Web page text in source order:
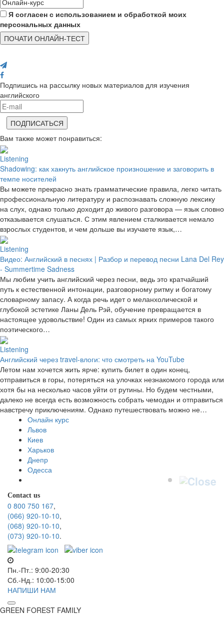
Я согласен с использованием и обработкой моих
персональных данных
ПОЧАТИ ОНЛАЙН-ТЕСТ
Подпишись на рассылку новых материалов для изучения
английского
Вам также может понравиться:
Listening
Shadowing: как хакнуть английское произношение и заговорить в
темпе носителей
Вы можете прекрасно знать грамматические правила, легко читать
профессиональную литературу и распознавать сложную лексику
на слух, однако только доходит до живого разговора — язык словно
отказывается слушаться. С этим явлением сталкивается немало
взрослых студентов, и чем дольше вы изучаете язык,…
Listening
Видео: Английский в песнях | Разбор и перевод песни Lana Del Rey
- Summertime Sadness
Мы любим учить английский через песни, ведь это кратчайший
путь к естественной интонации, разговорному ритму и богатому
словарному запасу. А когда речь идет о меланхолической и
глубокой эстетике Ланы Дель Рэй, обучение превращается в
настоящее удовольствие! Один из самых ярких примеров такого
поэтического…
Listening
Английский через travel-влоги: что смотреть на YouTube
Летом нам хочется жить ярче: купить билет в один конец,
отправиться в горы, потеряться на улочках незнакомого города или
хотя бы на несколько часов уйти от рутины. Но будем честными,
далеко не всегда есть возможность собрать чемодан и отправиться
навстречу приключениям. Однако путешествовать можно не…
Онлайн курс
Львов
Киев
Харьков
Днепр
Одесса
Contact us
0 800 750 167,
(066) 920-10-10,
(068) 920-10-10,
(073) 920-10-10.
Пн.-Пт.: 9:00-20:30
Сб.-Нд.: 10:00-15:00
НАПИШИ НАМ
GREEN FOREST FAMILY